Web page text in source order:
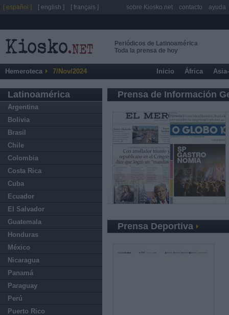
Periódicos de Latinoamérica
Toda la prensa de hoy
Hemeroteca 7/Nov/2024 Inicio África
Latinoamérica
Argentina
Bolivia
Brasil
Chile
Colombia
Costa Rica
Cuba
Ecuador
El Salvador
Guatemala
Honduras
México
Nicaragua
Panamá
Paraguay
Perú
Puerto Rico
Prensa de Información
Prensa Deportiva
[ español ] [ english ] [ français ] sobre Kiosko.net contacto ayuda